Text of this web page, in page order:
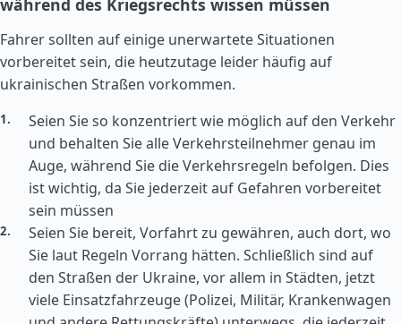
während des Kriegsrechts wissen müssen
Fahrer sollten auf einige unerwartete Situationen
vorbereitet sein, die heutzutage leider häufig auf
ukrainischen Straßen vorkommen.
Seien Sie so konzentriert wie möglich auf den Verkehr
und behalten Sie alle Verkehrsteilnehmer genau im
Auge, während Sie die Verkehrsregeln befolgen. Dies
ist wichtig, da Sie jederzeit auf Gefahren vorbereitet
sein müssen
Seien Sie bereit, Vorfahrt zu gewähren, auch dort, wo
Sie laut Regeln Vorrang hätten. Schließlich sind auf
den Straßen der Ukraine, vor allem in Städten, jetzt
viele Einsatzfahrzeuge (Polizei, Militär, Krankenwagen